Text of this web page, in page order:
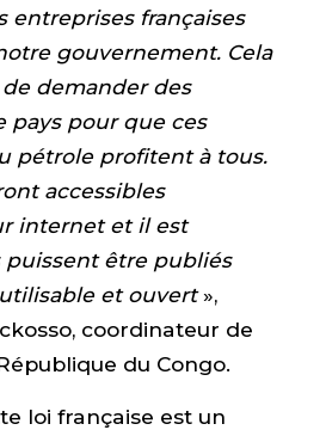
entreprises françaises
gouvernement. Cela
demander des
pays pour que ces
pétrole profitent à tous.
accessibles
internet et il est
puissent être publiés
et ouvert»,
coordinateur de
du Congo.
loi française est un